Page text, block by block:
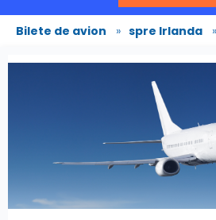
Bilete de avion » spre Irlanda »